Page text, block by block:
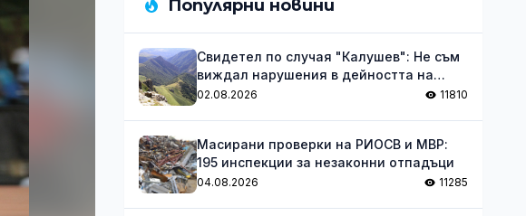
Популярни новини
Свидетел по случая "Калушев": Не съм
виждал нарушения в дейността на
групата
02.08.2026 11810
Масирани проверки на РИОСВ и МВР:
195 инспекции за незаконни отпадъци
04.08.2026 11285